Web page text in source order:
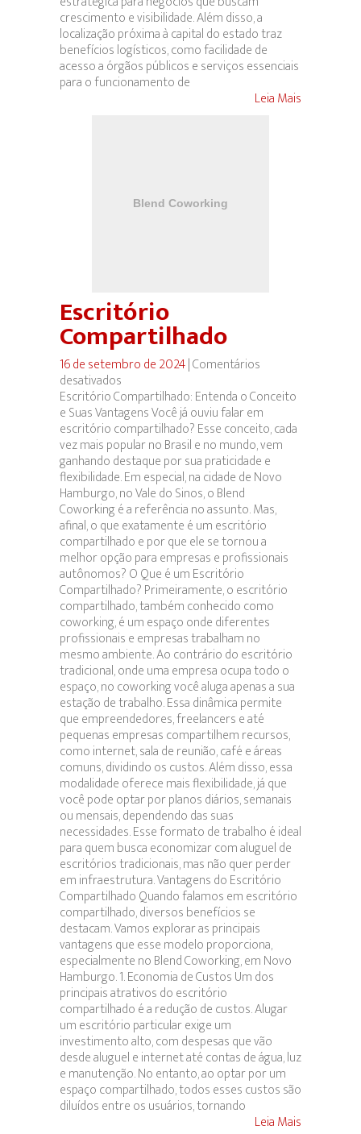
crescimento e visibilidade. Além disso, a
localização próxima à capital do estado traz
benefícios logísticos, como facilidade de
acesso a órgãos públicos e serviços essenciais
para o funcionamento de
Leia Mais
Escritório
Compartilhado
16 de setembro de 2024|Comentários
desativados
Escritório
Compartilhado
Escritório Compartilhado: Entenda o Conceito
e Suas Vantagens Você já ouviu falar em
escritório compartilhado? Esse conceito, cada
vez mais popular no Brasil e no mundo, vem
ganhando destaque por sua praticidade e
flexibilidade. Em especial, na cidade de Novo
Hamburgo, no Vale do Sinos, o Blend
Coworking é a referência no assunto. Mas,
afinal, o que exatamente é um escritório
compartilhado e por que ele se tornou a
melhor opção para empresas e profissionais
autônomos? O Que é um Escritório
Compartilhado? Primeiramente, o escritório
compartilhado, também conhecido como
coworking, é um espaço onde diferentes
profissionais e empresas trabalham no
mesmo ambiente. Ao contrário do escritório
tradicional, onde uma empresa ocupa todo o
espaço, no coworking você aluga apenas a sua
estação de trabalho. Essa dinâmica permite
que empreendedores, freelancers e até
pequenas empresas compartilhem recursos,
como internet, sala de reunião, café e áreas
comuns, dividindo os custos. Além disso, essa
modalidade oferece mais flexibilidade, já que
você pode optar por planos diários, semanais
ou mensais, dependendo das suas
necessidades. Esse formato de trabalho é ideal
para quem busca economizar com aluguel de
escritórios tradicionais, mas não quer perder
em infraestrutura. Vantagens do Escritório
Compartilhado Quando falamos em escritório
compartilhado, diversos benefícios se
destacam. Vamos explorar as principais
vantagens que esse modelo proporciona,
especialmente no Blend Coworking, em Novo
Hamburgo. 1. Economia de Custos Um dos
principais atrativos do escritório
compartilhado é a redução de custos. Alugar
um escritório particular exige um
investimento alto, com despesas que vão
desde aluguel e internet até contas de água, luz
e manutenção. No entanto, ao optar por um
espaço compartilhado, todos esses custos são
diluídos entre os usuários, tornando
Leia Mais